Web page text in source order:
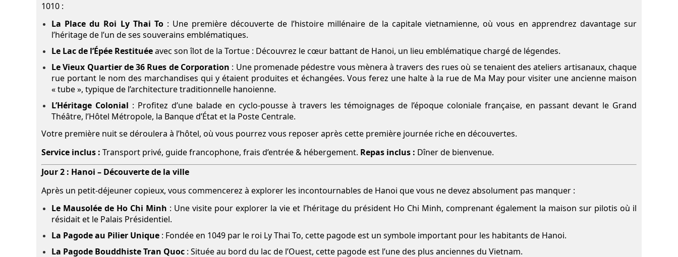
1010 :
La Place du Roi Ly Thai To: Une première découverte de l’histoire millénaire de la capitale vietnamienne, où vous en apprendrez davantage sur
l’héritage de l’un de ses souverains emblématiques.
Le Lac de l’Épée Restituéeavec son îlot de la Tortue : Découvrez le cœur battant de Hanoi, un lieu emblématique chargé de légendes.
Le Vieux Quartier de 36 Rues de Corporation : Une promenade pédestre vous mènera à travers des rues où se tenaient des ateliers artisanaux, chaque
rue portant le nom des marchandises qui y étaient produites et échangées. Vous ferez une halte à la rue de Ma May pour visiter une ancienne maison
« tube », typique de l’architecture traditionnelle hanoienne.
L’Héritage Colonial : Profitez d’une balade en cyclo-pousse à travers les témoignages de l’époque coloniale française, en passant devant le Grand
Théâtre, l’Hôtel Métropole, la Banque d’État et la Poste Centrale.
Votre première nuit se déroulera à l’hôtel, où vous pourrez vous reposer après cette première journée riche en découvertes.
Service inclus : Transport privé, guide francophone, frais d’entrée & hébergement. Repas inclus : Dîner de bienvenue.
Jour 2 : Hanoi – Découverte de la ville
Après un petit-déjeuner copieux, vous commencerez à explorer les incontournables de Hanoi que vous ne devez absolument pas manquer :
Le Mausolée de Ho Chi Minh : Une visite pour explorer la vie et l’héritage du président Ho Chi Minh, comprenant également la maison sur pilotis où il
résidait et le Palais Présidentiel.
La Pagode au Pilier Unique : Fondée en 1049 par le roi Ly Thai To, cette pagode est un symbole important pour les habitants de Hanoi.
La Pagode Bouddhiste Tran Quoc : Située au bord du lac de l’Ouest, cette pagode est l’une des plus anciennes du Vietnam.